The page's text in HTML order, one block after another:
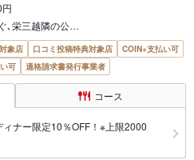
､栄三越隣の公…
象店 口コミ投稿特典対象店
COIN+支払い可
可 適格請求書発行事業者
コース
ィナー限定10％OFF！※上限2000